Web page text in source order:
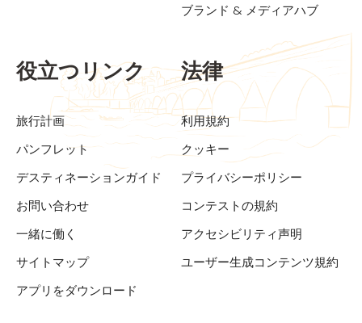
ブランド & メディアハブ
役立つリンク
旅行計画
パンフレット
デスティネーションガイド
お問い合わせ
一緒に働く
サイトマップ
アプリをダウンロード
法律
利用規約
クッキー
プライバシーポリシー
コンテストの規約
アクセシビリティ声明
ユーザー生成コンテンツ規約